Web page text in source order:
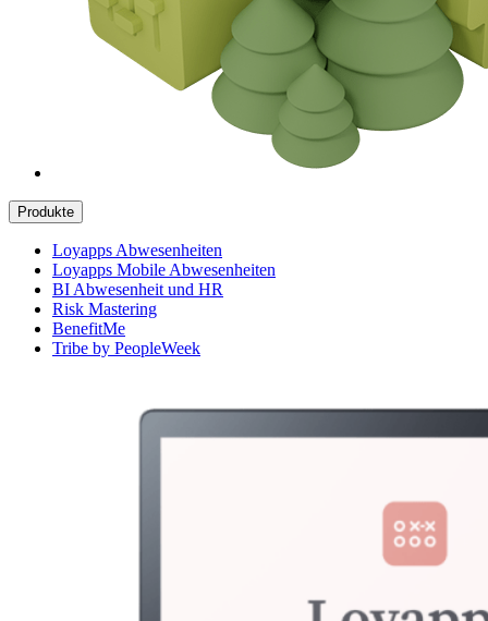
Produkte
Loyapps Abwesenheiten
Loyapps Mobile Abwesenheiten
BI Abwesenheit und HR
Risk Mastering
BenefitMe
Tribe by PeopleWeek